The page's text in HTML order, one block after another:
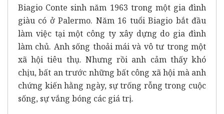
Biagio Conte sinh năm 1963 trong một gia đình
giàu có ở Palermo. Năm 16 tuổi Biagio bắt đầu
làm việc tại một công ty xây dựng do gia đình
làm chủ. Anh sống thoải mái và vô tư trong một
xã hội tiêu thụ. Nhưng rồi anh cảm thấy khó
chịu, bất an trước những bất công xã hội mà anh
chứng kiến hằng ngày, sự trống rỗng trong cuộc
sống, sự vắng bóng các giá trị.